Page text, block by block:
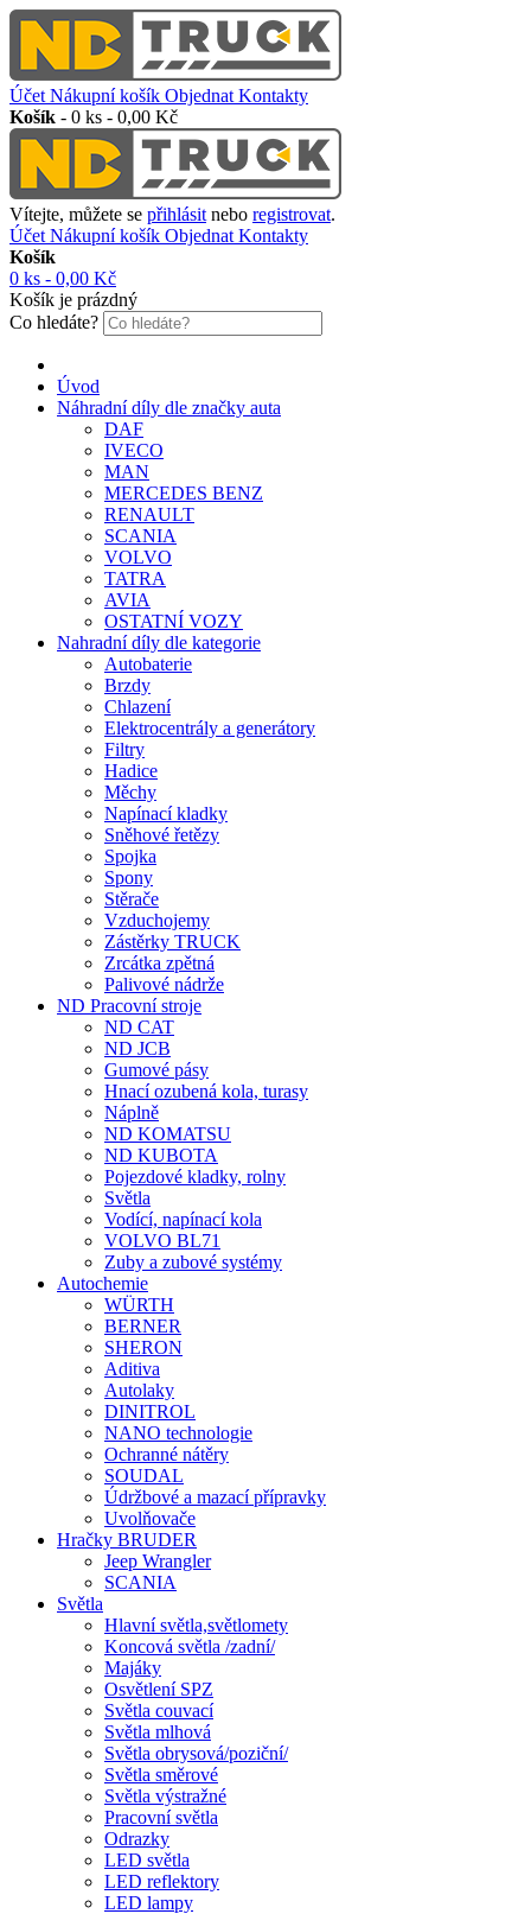
Účet Nákupní košík Objednat Kontakty
Košík - 0 ks - 0,00 Kč
Vítejte, můžete se přihlásit nebo registrovat.
Účet Nákupní košík Objednat Kontakty
Košík
0 ks - 0,00 Kč
Košík je prázdný
Co hledáte?
Úvod
Náhradní díly dle značky auta
DAF
IVECO
MAN
MERCEDES BENZ
RENAULT
SCANIA
VOLVO
TATRA
AVIA
OSTATNÍ VOZY
Nahradní díly dle kategorie
Autobaterie
Brzdy
Chlazení
Elektrocentrály a generátory
Filtry
Hadice
Měchy
Napínací kladky
Sněhové řetězy
Spojka
Spony
Stěrače
Vzduchojemy
Zástěrky TRUCK
Zrcátka zpětná
Palivové nádrže
ND Pracovní stroje
ND CAT
ND JCB
Gumové pásy
Hnací ozubená kola, turasy
Náplně
ND KOMATSU
ND KUBOTA
Pojezdové kladky, rolny
Světla
Vodící, napínací kola
VOLVO BL71
Zuby a zubové systémy
Autochemie
WÜRTH
BERNER
SHERON
Aditiva
Autolaky
DINITROL
NANO technologie
Ochranné nátěry
SOUDAL
Údržbové a mazací přípravky
Uvolňovače
Hračky BRUDER
Jeep Wrangler
SCANIA
Světla
Hlavní světla,světlomety
Koncová světla /zadní/
Majáky
Osvětlení SPZ
Světla couvací
Světla mlhová
Světla obrysová/poziční/
Světla směrové
Světla výstražné
Pracovní světla
Odrazky
LED světla
LED reflektory
LED lampy